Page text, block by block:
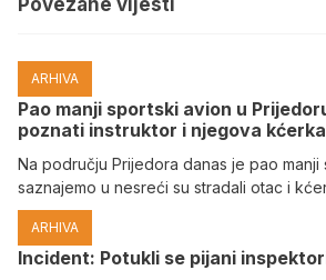
ARHIVA
Pao manji sportski avion u
poznati instruktor i njegova kćerka
Na području Prijedora danas je pao manji
saznajemo u nesreći su stradali otac i
ARHIVA
Incident: Potukli se pijani